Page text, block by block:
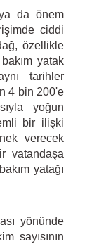
da önem
ciddi
özellikle
yatak
tarihler
4 bin 200'e
yoğun
bir ilişki
verecek
vatandaşa
yatağı
yönünde
sayısının